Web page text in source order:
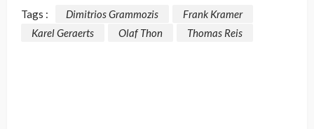
Tags : Dimitrios Grammozis
Frank Kramer
Karel Geraerts
Olaf Thon Thomas Reis